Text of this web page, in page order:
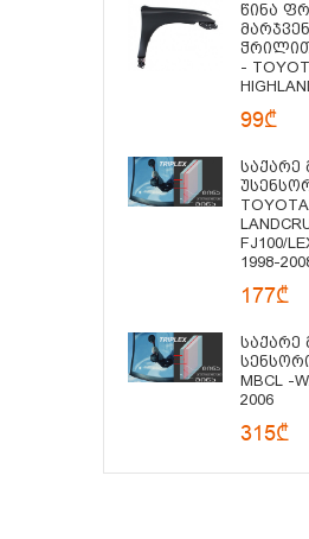
Წინა
Ჭრილით
-
99₾
Საქარე
TOYOTA
FJ100/
1998-
177₾
Საქარე
MBCL -
2006
315₾